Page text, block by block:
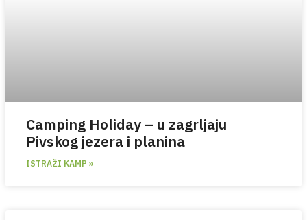
Camping Holiday – u zagrljaju
Pivskog jezera i planina
ISTRAŽI KAMP »